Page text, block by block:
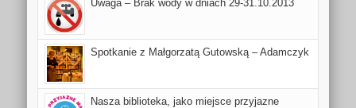
Uwaga – Brak wody w dniach 29-31.10.2013
Spotkanie z Małgorzatą Gutowską – Adamczyk
Nasza biblioteka, jako miejsce przyjazne